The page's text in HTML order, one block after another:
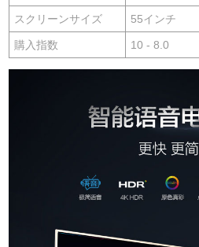
スクリーンサイズ 55インチ
購入指数 10 - 8.0